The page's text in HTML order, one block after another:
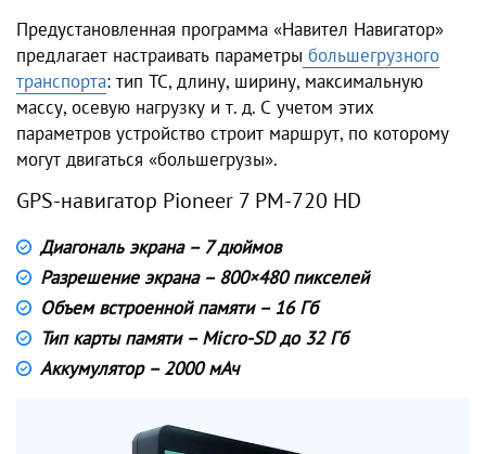
Предустановленная программа «Навител Навигатор»
предлагает настраивать параметры большегрузного
транспорта: тип ТС, длину, ширину, максимальную
массу, осевую нагрузку и т. д. С учетом этих
параметров устройство строит маршрут, по которому
могут двигаться «большегрузы».
GPS-навигатор Pioneer 7 PM-720 HD
Диагональ экрана – 7 дюймов
Разрешение экрана – 800×480 пикселей
Объем встроенной памяти – 16 Гб
Тип карты памяти – Micro-SD до 32 Гб
Аккумулятор – 2000 мАч